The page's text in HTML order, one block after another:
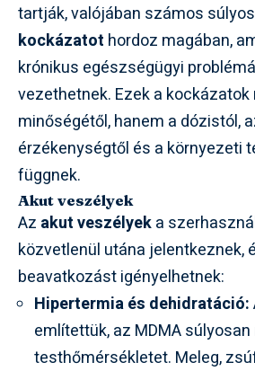
tartják, valójában számos súlyos
kockázatot hordoz magában,
krónikus egészségügyi
vezethetnek. Ezek a
minőségétől, hanem a dózistól,
érzékenységtől és a környezeti
függnek.
Akut veszélyek
Az akut veszélyeka
közvetlenül utána jelentkeznek,
beavatkozást igényelhetnek:
Hipertermia és dehidratáció:
említettük, az MDMA
testhőmérsékletet. Meleg,